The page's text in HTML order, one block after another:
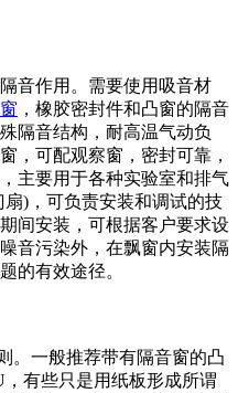
音作用。需要使用吸音材
，橡胶密封件和凸窗的隔音
隔音结构，耐高温气动负
，可配观察窗，密封可靠，
主要用于各种实验室和排气
)，可负责安装和调试的技
间安装，可根据客户要求设
音污染外，在飘窗内安装隔
的有效途径。
。一般推荐带有隔音窗的凸
有些只是用纸板形成所谓